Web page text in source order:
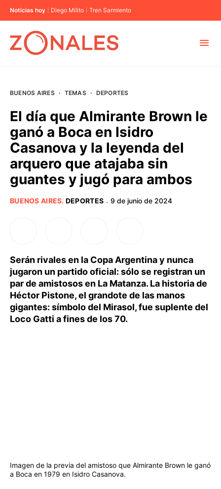
Noticias hoy Diego Milito Tren Sarmiento
BUENOS AIRES
PROVINCIAS
BUENOS AIRES · TEMAS · DEPORTES
El día que Almirante Brown le
ganó a Boca en Isidro
Casanova y la leyenda del
arquero que atajaba sin
guantes y jugó para ambos
BUENOS AIRES. DEPORTES · 9 de junio de 2024
Serán rivales en la Copa Argentina y nunca
jugaron un partido oficial: sólo se registran un
par de amistosos en La Matanza. La historia de
Héctor Pistone, el grandote de las manos
gigantes: símbolo del Mirasol, fue suplente del
Loco Gatti a fines de los 70.
Imagen de la previa del amistoso que Almirante Brown le ganó
a Boca en 1979 en Isidro Casanova.